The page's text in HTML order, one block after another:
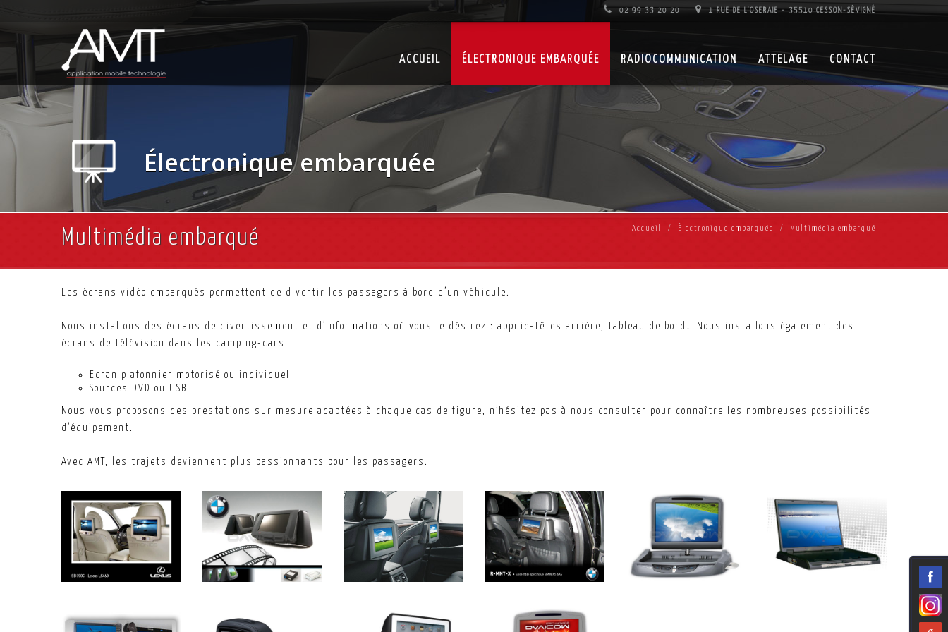
02 99 33 20 20 1 RUE DE L'OSERAIE - 35510 CESSON-SÉVIGNÉ
ACCUEIL ÉLECTRONIQUE EMBARQUÉE RADIOCOMMUNICATION ATTELAGE CONTACT
Électronique embarquée
Accueil Électronique embarquée Multimédia embarqué
Multimédia embarqué
Les écrans vidéo embarqués permettent de divertir les passagers à bord d’un véhicule.
Nous installons des écrans de divertissement et d’informations où vous le désirez : appuie-têtes arrière, tableau de bord… Nous installons également des
écrans de télévision dans les camping-cars.
Ecran plafonnier motorisé ou individuel
Sources DVD ou USB
Nous vous proposons des prestations sur-mesure adaptées à chaque cas de figure, n’hésitez pas à nous consulter pour connaître les nombreuses possibilités
d’équipement.
Avec AMT, les trajets deviennent plus passionnants pour les passagers.